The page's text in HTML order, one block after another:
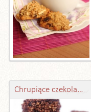
Chrupiące czekoladowe ciasteczka owsiane